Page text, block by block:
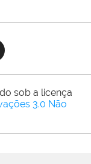
sob a licença
3.0 Não